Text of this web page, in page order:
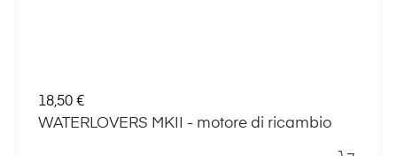
Prezzo
18,50 €
WATERLOVERS MKII - motore di ricambio